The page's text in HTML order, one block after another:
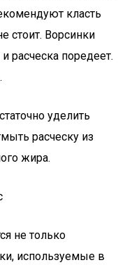
класть
стоит. Ворсинки
расческа поредеет.
уделить
расческу из
жира.
не только
используемые в